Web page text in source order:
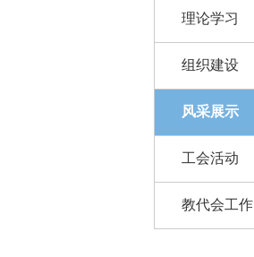
理论学习
组织建设
风采展示
工会活动
教代会工作